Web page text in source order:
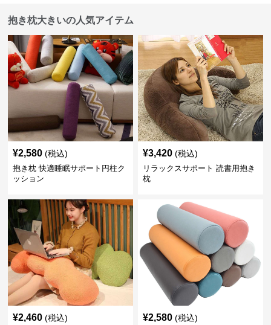
抱き枕大きいの人気アイテム
¥2,580 (税込)
抱き枕 快適睡眠サポート円柱ク
ッション
¥3,420 (税込)
リラックスサポート 読書用抱き
枕
¥2,460 (税込) ¥2,580 (税込)